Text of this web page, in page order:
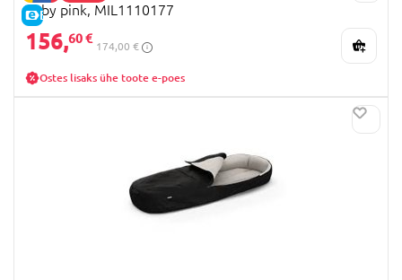
E-HIND
Baby pink, MIL1110177
156,60 €
174,00 €
Ostes lisaks ühe toote e-poes